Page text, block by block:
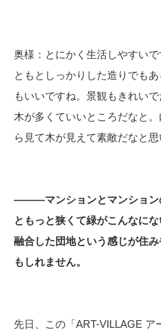
奥様：とにかく生活しやすい
ともとしっかりした造りでも
もいいですね。景観もきれい
木が多くていいところだなと
ら見て木が見えて素敵だなと思
―――マンションとマンション
ともっと狭くて緑がこんなに
融合した団地という感じが住
もしれません。
先日、この「ART-VILLAGE